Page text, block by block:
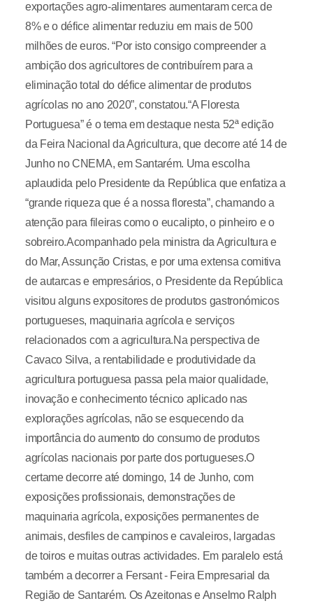
exportações agro-alimentares aumentaram cerca de
8% e o défice alimentar reduziu em mais de 500
milhões de euros. “Por isto consigo compreender a
ambição dos agricultores de contribuírem para a
eliminação total do défice alimentar de produtos
agrícolas no ano 2020”, constatou.“A Floresta
Portuguesa” é o tema em destaque nesta 52ª edição
da Feira Nacional da Agricultura, que decorre até 14 de
Junho no CNEMA, em Santarém. Uma escolha
aplaudida pelo Presidente da República que enfatiza a
“grande riqueza que é a nossa floresta”, chamando a
atenção para fileiras como o eucalipto, o pinheiro e o
sobreiro.Acompanhado pela ministra da Agricultura e
do Mar, Assunção Cristas, e por uma extensa comitiva
de autarcas e empresários, o Presidente da República
visitou alguns expositores de produtos gastronómicos
portugueses, maquinaria agrícola e serviços
relacionados com a agricultura.Na perspectiva de
Cavaco Silva, a rentabilidade e produtividade da
agricultura portuguesa passa pela maior qualidade,
inovação e conhecimento técnico aplicado nas
explorações agrícolas, não se esquecendo da
importância do aumento do consumo de produtos
agrícolas nacionais por parte dos portugueses.O
certame decorre até domingo, 14 de Junho, com
exposições profissionais, demonstrações de
maquinaria agrícola, exposições permanentes de
animais, desfiles de campinos e cavaleiros, largadas
de toiros e muitas outras actividades. Em paralelo está
também a decorrer a Fersant - Feira Empresarial da
Região de Santarém. Os Azeitonas e Anselmo Ralph